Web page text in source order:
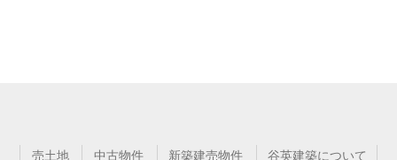
売土地 中古物件 新築建売物件 谷英建築について